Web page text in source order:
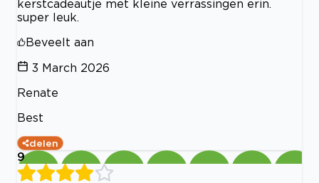
kerstcadeautje met kleine verrassingen erin.
super leuk.
Beveelt aan
3 March 2026
Renate
Best
delen
9